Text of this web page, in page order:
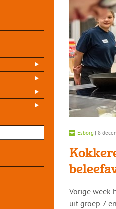
Esborg | 8
​​Vorige week
uit groep 7